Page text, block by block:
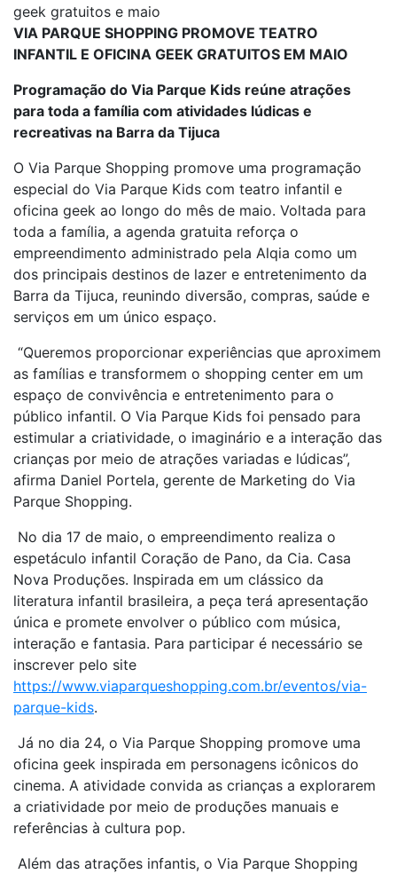
geek gratuitos e maio
VIA PARQUE SHOPPING PROMOVE TEATRO
INFANTIL E OFICINA GEEK GRATUITOS EM MAIO
Programação do Via Parque Kids reúne atrações
para toda a família com atividades lúdicas e
recreativas na Barra da Tijuca
O Via Parque Shopping promove uma programação
especial do Via Parque Kids com teatro infantil e
oficina geek ao longo do mês de maio. Voltada para
toda a família, a agenda gratuita reforça o
empreendimento administrado pela Alqia como um
dos principais destinos de lazer e entretenimento da
Barra da Tijuca, reunindo diversão, compras, saúde e
serviços em um único espaço.
“Queremos proporcionar experiências que aproximem
as famílias e transformem o shopping center em um
espaço de convivência e entretenimento para o
público infantil. O Via Parque Kids foi pensado para
estimular a criatividade, o imaginário e a interação das
crianças por meio de atrações variadas e lúdicas”,
afirma Daniel Portela, gerente de Marketing do Via
Parque Shopping.
No dia 17 de maio, o empreendimento realiza o
espetáculo infantil Coração de Pano, da Cia. Casa
Nova Produções. Inspirada em um clássico da
literatura infantil brasileira, a peça terá apresentação
única e promete envolver o público com música,
interação e fantasia. Para participar é necessário se
inscrever pelo site
https://www.viaparqueshopping.com.br/eventos/via-
parque-kids.
Já no dia 24, o Via Parque Shopping promove uma
oficina geek inspirada em personagens icônicos do
cinema. A atividade convida as crianças a explorarem
a criatividade por meio de produções manuais e
referências à cultura pop.
Além das atrações infantis, o Via Parque Shopping